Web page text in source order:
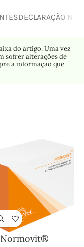
DECLARAÇÃO
do artigo. Uma vez
sofrer alterações de
a informação que
Normovit®